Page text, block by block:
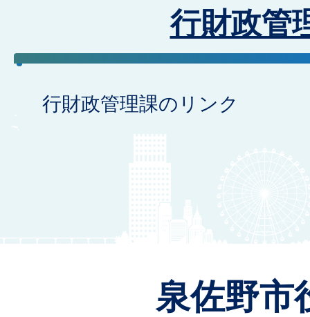
行財政管
行財政管理課のリンク
泉佐野市